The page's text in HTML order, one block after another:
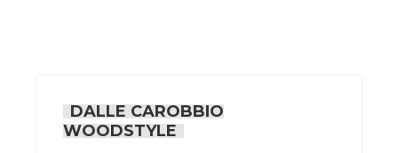
DALLE CAROBBIO
WOODSTYLE